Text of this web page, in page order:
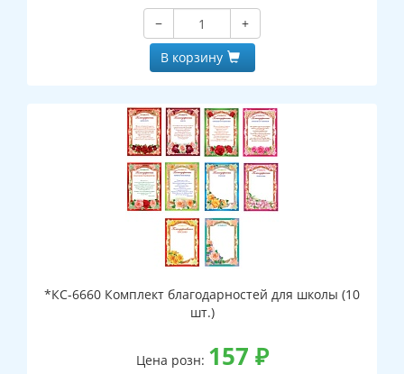
−
+
В корзину
*КС-6660 Комплект благодарностей для школы (10
шт.)
Цена розн: 157 ₽